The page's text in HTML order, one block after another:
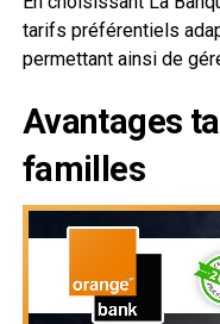
tarifs préférentiels
permettant ainsi de
Avantages
familles